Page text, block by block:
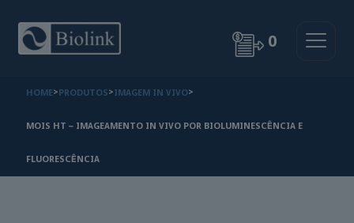
0
HOME>PRODUTOS>IMAGEM IN VIVO>
MOIS HT – IMAGEAMENTO IN VIVO POR BIOLUMINESCÊNCIA E
FLUORESCÊNCIA